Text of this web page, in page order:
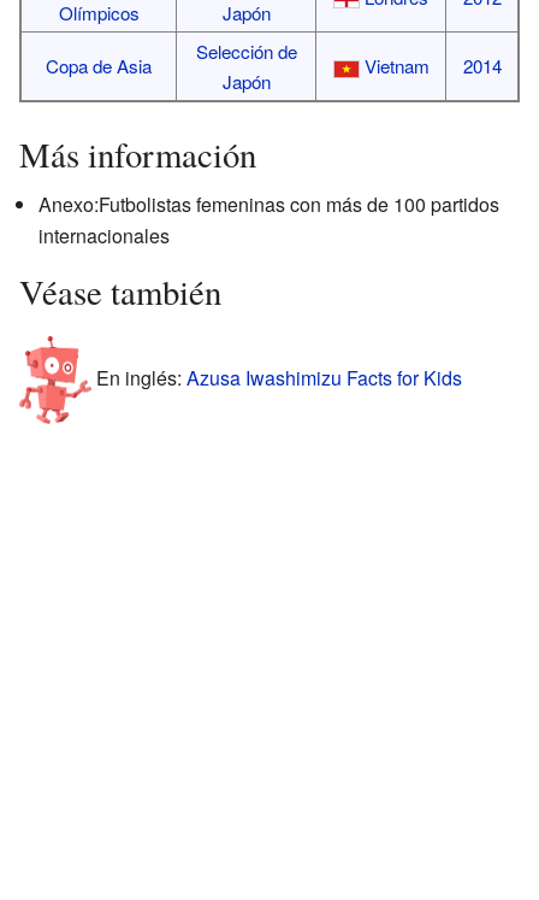
Olímpicos
Japón
Copa de Asia
Selección de
Japón
Vietnam 2014
Más información
Anexo:Futbolistas femeninas con más de 100 partidos
internacionales
Véase también
En inglés: Azusa Iwashimizu Facts for Kids